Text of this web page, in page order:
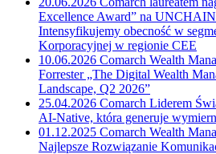
Excellence Award” na
Intensyfikujemy obecność w
Korporacyjnej w regionie CEE
10.06.2026 Comarch Wealth
Forrester „The Digital Wealth
Landscape, Q2 2026”
25.04.2026 Comarch Liderem
AI-Native, która generuje
01.12.2025 Comarch Wealth
Najlepsze Rozwiązanie